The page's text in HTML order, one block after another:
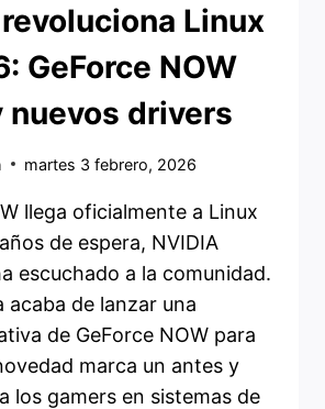
Linux
GeForce NOW
nuevos drivers
martes 3 febrero, 2026
llega oficialmente a Linux
de espera, NVIDIA
escuchado a la comunidad.
acaba de lanzar una
de GeForce NOW para
marca un antes y
los gamers en sistemas de